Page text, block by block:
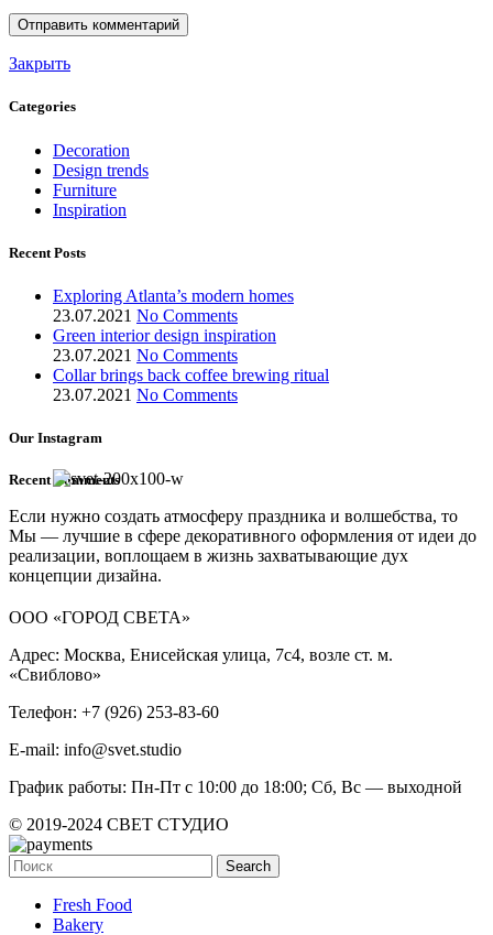
Закрыть
Categories
Decoration
Design trends
Furniture
Inspiration
Recent Posts
Exploring Atlanta’s modern homes
23.07.2021 No Comments
Green interior design inspiration
23.07.2021 No Comments
Collar brings back coffee brewing ritual
23.07.2021 No Comments
Our Instagram
Recent Comments
Если нужно создать атмосферу праздника и волшебства, то
Мы — лучшие в сфере декоративного оформления от идеи до
реализации, воплощаем в жизнь захватывающие дух
концепции дизайна.
ООО «ГОРОД СВЕТА»
Адрес: Москва, Енисейская улица, 7с4, возле ст. м.
«Свиблово»
Телефон: +7 (926) 253-83-60
E-mail: info@svet.studio
График работы: Пн-Пт с 10:00 до 18:00; Сб, Вс — выходной
© 2019-2024 СВЕТ СТУДИО
Search
Fresh Food
Bakery